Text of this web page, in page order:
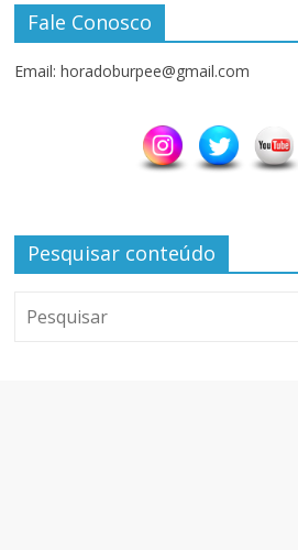
Fale Conosco
Email: horadoburpee@gmail.com
Pesquisar conteúdo